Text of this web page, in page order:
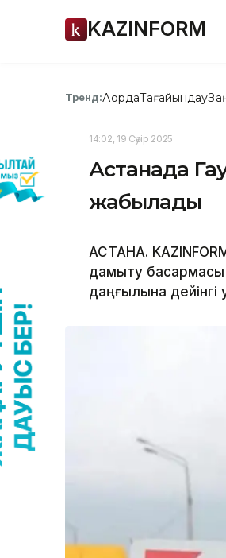
KAZINFORM
Тренд:АқордаТағайындау
14:02, 19 Сәуір 2025
Астанада
жабылады
АСТАНА.
дамыту басқармасы
даңғылына